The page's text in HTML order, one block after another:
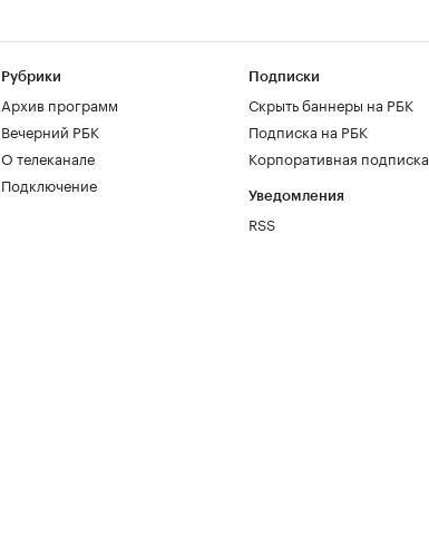
Рубрики
Архив программ
Вечерний РБК
О телеканале
Подключение
Подписки
Скрыть баннеры на РБК
Подписка на РБК
Корпоративная подписка
Уведомления
RSS